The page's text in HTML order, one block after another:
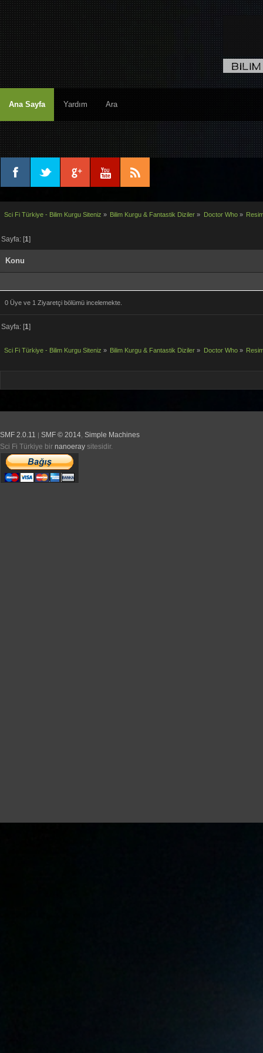
Ana Sayfa Yardım Ara
Sci Fi Türkiye - Bilim Kurgu Siteniz » Bilim Kurgu & Fantastik Diziler » Doctor Who»
Sayfa: [1]
Konu
0 Üye ve 1 Ziyaretçi bölümü incelemekte.
Sayfa: [1]
Sci Fi Türkiye - Bilim Kurgu Siteniz » Bilim Kurgu & Fantastik Diziler » Doctor Who»
SMF 2.0.11 | SMF © 2014 Simple Machines
Sci Fi Türkiye bir nanoeray sitesidir.